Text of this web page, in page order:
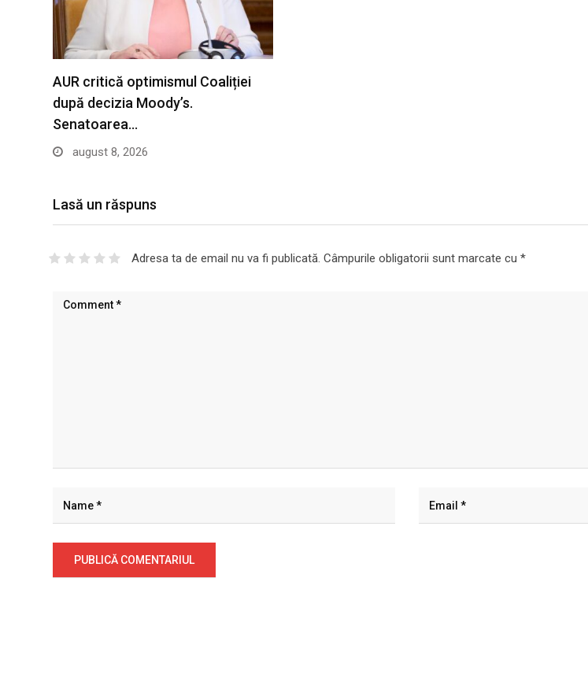
AUR critică optimismul Coaliției
după decizia Moody’s.
Senatoarea…
august 8, 2026
Lasă un răspuns
Adresa ta de email nu va fi publicată. Câmpurile obligatorii sunt marcate cu *